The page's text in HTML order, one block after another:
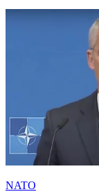
NATO